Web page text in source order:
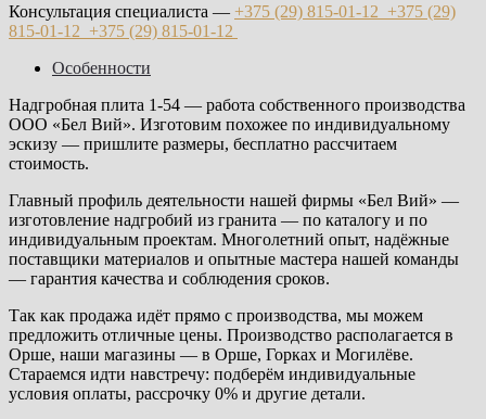
Консультация специалиста — +375 (29) 815-01-12 +375 (29)
815-01-12 +375 (29) 815-01-12
Особенности
Надгробная плита 1-54 — работа собственного производства
ООО «Бел Вий». Изготовим похожее по индивидуальному
эскизу — пришлите размеры, бесплатно рассчитаем
стоимость.
Главный профиль деятельности нашей фирмы «Бел Вий» —
изготовление надгробий из гранита — по каталогу и по
индивидуальным проектам. Многолетний опыт, надёжные
поставщики материалов и опытные мастера нашей команды
— гарантия качества и соблюдения сроков.
Так как продажа идёт прямо с производства, мы можем
предложить отличные цены. Производство располагается в
Орше, наши магазины — в Орше, Горках и Могилёве.
Стараемся идти навстречу: подберём индивидуальные
условия оплаты, рассрочку 0% и другие детали.